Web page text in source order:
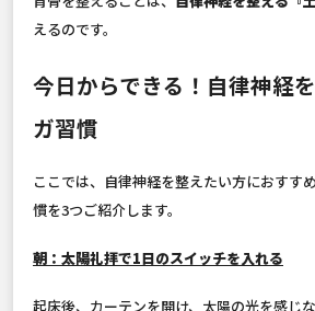
えるのです。
今日からできる！自律神経
ガ習慣
ここでは、自律神経を整えたい方におすす
慣を3つご紹介します。
朝：太陽礼拝で1日のスイッチを入れる
起床後、カーテンを開け、太陽の光を感じ